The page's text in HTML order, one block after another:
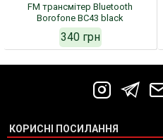
FM трансмітер Bluetooth
Borofone BC43 black
340 грн
КОРИСНІ ПОСИЛАННЯ